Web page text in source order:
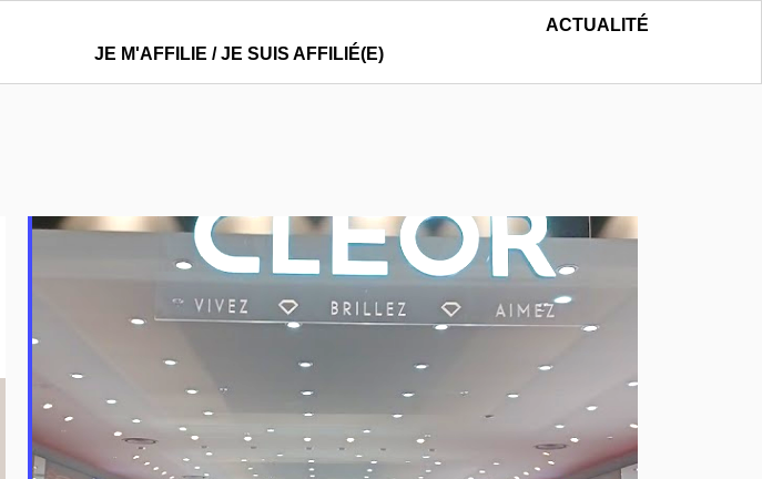
JE M'AFFILIE / JE SUIS AFFILIÉ(E)
ACTUALITÉ